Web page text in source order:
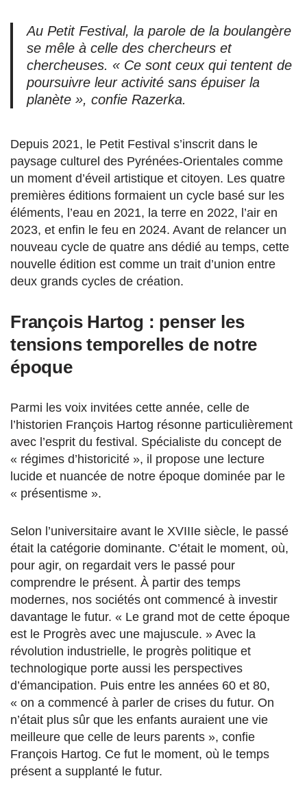
Au Petit Festival, la parole de la boulangère
se mêle à celle des chercheurs et
chercheuses. « Ce sont ceux qui tentent de
poursuivre leur activité sans épuiser la
planète », confie Razerka.
Depuis 2021, le Petit Festival s’inscrit dans le
paysage culturel des Pyrénées-Orientales comme
un moment d’éveil artistique et citoyen. Les quatre
premières éditions formaient un cycle basé sur les
éléments, l’eau en 2021, la terre en 2022, l’air en
2023, et enfin le feu en 2024. Avant de relancer un
nouveau cycle de quatre ans dédié au temps, cette
nouvelle édition est comme un trait d’union entre
deux grands cycles de création.
François Hartog : penser les
tensions temporelles de notre
époque
Parmi les voix invitées cette année, celle de
l’historien François Hartog résonne particulièrement
avec l’esprit du festival. Spécialiste du concept de
« régimes d’historicité », il propose une lecture
lucide et nuancée de notre époque dominée par le
« présentisme ».
Selon l’universitaire avant le XVIIIe siècle, le passé
était la catégorie dominante. C’était le moment, où,
pour agir, on regardait vers le passé pour
comprendre le présent. À partir des temps
modernes, nos sociétés ont commencé à investir
davantage le futur. « Le grand mot de cette époque
est le Progrès avec une majuscule. » Avec la
révolution industrielle, le progrès politique et
technologique porte aussi les perspectives
d’émancipation. Puis entre les années 60 et 80,
« on a commencé à parler de crises du futur. On
n’était plus sûr que les enfants auraient une vie
meilleure que celle de leurs parents », confie
François Hartog. Ce fut le moment, où le temps
présent a supplanté le futur.